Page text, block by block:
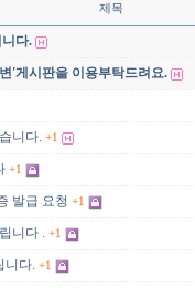
제목
다.
'게시판을 이용부탁드려요.
니다. +1
+1
발급 요청 +1
니다 . +1
니다. +1